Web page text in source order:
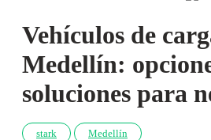
Vehículos de
Medellín:
soluciones para
stark Medellín